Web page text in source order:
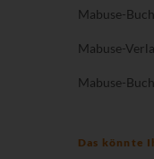
Mabuse-
Mabuse-
Mabuse-
Das könnte